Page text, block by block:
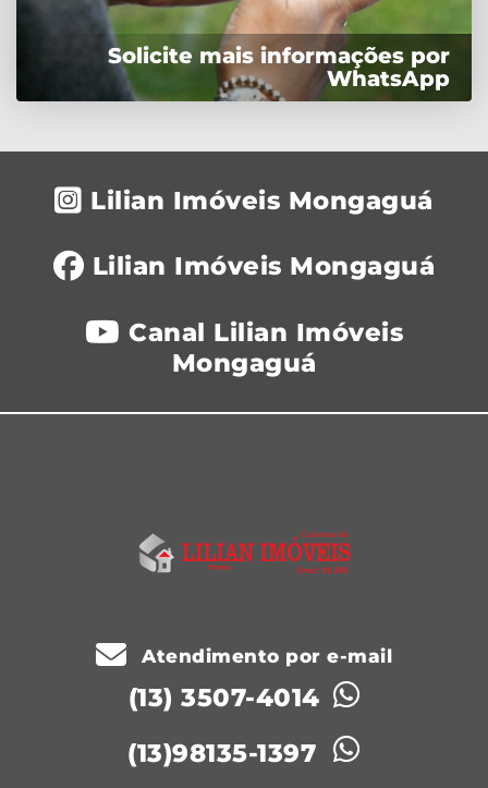
Solicite mais informações por
WhatsApp
Lilian Imóveis Mongaguá
Lilian Imóveis Mongaguá
Canal Lilian Imóveis
Mongaguá
Atendimento por e-mail
(13) 3507-4014
(13)98135-1397